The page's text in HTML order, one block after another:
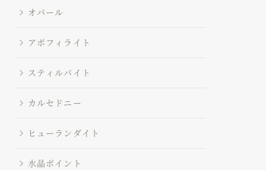
オパール
アポフィライト
スティルバイト
カルセドニー
ヒューランダイト
水晶ポイント